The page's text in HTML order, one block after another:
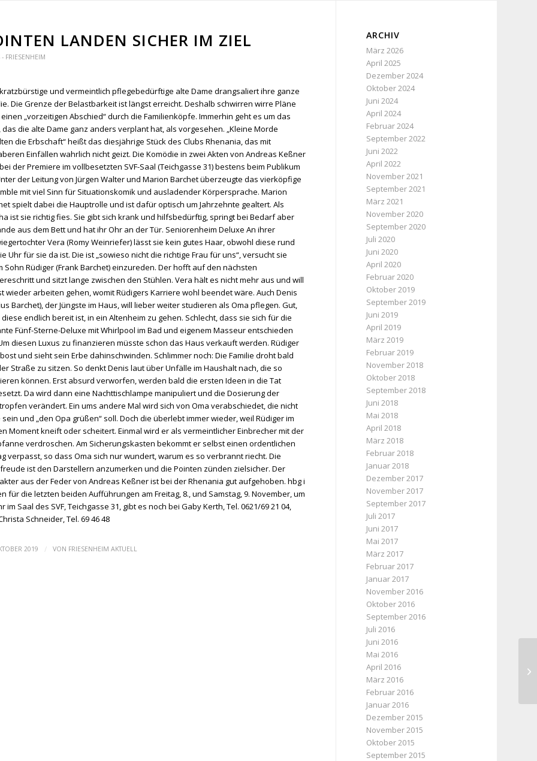
LANDEN SICHER IM ZIEL
- FRIESENHEIM
und vermeintlich pflegebedürftige alte Dame drangsaliert ihre ganze
Die Grenze der Belastbarkeit ist längst erreicht. Deshalb schwirren wirre Pläne
„vorzeitigen Abschied“ durch die Familienköpfe. Immerhin geht es um das
das die alte Dame ganz anders verplant hat, als vorgesehen. „Kleine Morde
die Erbschaft“ heißt das diesjährige Stück des Clubs Rhenania, das mit
Einfällen wahrlich nicht geizt. Die Komödie in zwei Akten von Andreas Keßner
der Premiere im vollbesetzten SVF-Saal (Teichgasse 31) bestens beim Publikum
der Leitung von Jürgen Walter und Marion Barchet überzeugte das vierköpfige
mit viel Sinn für Situationskomik und ausladender Körpersprache. Marion
spielt dabei die Hauptrolle und ist dafür optisch um Jahrzehnte gealtert. Als
ist sie richtig fies. Sie gibt sich krank und hilfsbedürftig, springt bei Bedarf aber
aus dem Bett und hat ihr Ohr an der Tür. Seniorenheim Deluxe An ihrer
Vera (Romy Weinriefer) lässt sie kein gutes Haar, obwohl diese rund
Uhr für sie da ist. Die ist „sowieso nicht die richtige Frau für uns“, versucht sie
Sohn Rüdiger (Frank Barchet) einzureden. Der hofft auf den nächsten
und sitzt lange zwischen den Stühlen. Vera hält es nicht mehr aus und will
wieder arbeiten gehen, womit Rüdigers Karriere wohl beendet wäre. Auch Denis
Barchet), der Jüngste im Haus, will lieber weiter studieren als Oma pflegen. Gut,
endlich bereit ist, in ein Altenheim zu gehen. Schlecht, dass sie sich für die
Fünf-Sterne-Deluxe mit Whirlpool im Bad und eigenem Masseur entschieden
diesen Luxus zu finanzieren müsste schon das Haus verkauft werden. Rüdiger
und sieht sein Erbe dahinschwinden. Schlimmer noch: Die Familie droht bald
Straße zu sitzen. So denkt Denis laut über Unfälle im Haushalt nach, die so
können. Erst absurd verworfen, werden bald die ersten Ideen in die Tat
Da wird dann eine Nachttischlampe manipuliert und die Dosierung der
verändert. Ein ums andere Mal wird sich von Oma verabschiedet, die nicht
und „den Opa grüßen“ soll. Doch die überlebt immer wieder, weil Rüdiger im
Moment kneift oder scheitert. Einmal wird er als vermeintlicher Einbrecher mit der
verdroschen. Am Sicherungskasten bekommt er selbst einen ordentlichen
verpasst, so dass Oma sich nur wundert, warum es so verbrannt riecht. Die
ist den Darstellern anzumerken und die Pointen zünden zielsicher. Der
aus der Feder von Andreas Keßner ist bei der Rhenania gut aufgehoben. hbg i
für die letzten beiden Aufführungen am Freitag, 8., und Samstag, 9. November, um
im Saal des SVF, Teichgasse 31, gibt es noch bei Gaby Kerth, Tel. 0621/69 21 04,
Schneider, Tel. 69 46 48
2019 / VON FRIESENHEIM AKTUELL
ARCHIV
März 2026
April 2025
Dezember 2024
Oktober 2024
Juni 2024
April 2024
Februar 2024
September 2022
Juni 2022
April 2022
November 2021
September 2021
März 2021
November 2020
September 2020
Juli 2020
Juni 2020
April 2020
Februar 2020
Oktober 2019
September 2019
Juni 2019
April 2019
März 2019
Februar 2019
November 2018
Oktober 2018
September 2018
Juni 2018
Mai 2018
April 2018
März 2018
Februar 2018
Januar 2018
Dezember 2017
November 2017
September 2017
Juli 2017
Juni 2017
Mai 2017
März 2017
Februar 2017
Januar 2017
November 2016
Oktober 2016
September 2016
Juli 2016
Juni 2016
Mai 2016
April 2016
März 2016
Februar 2016
Januar 2016
Dezember 2015
November 2015
Oktober 2015
September 2015